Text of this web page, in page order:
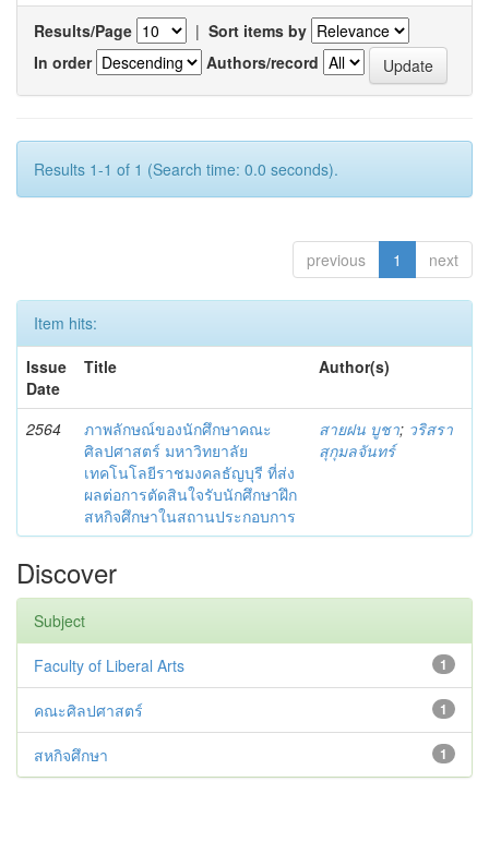
Results/Page | Sort items by
In order
Authors/record
Results 1-1 of 1 (Search time: 0.0 seconds).
previous 1 next
Item hits:
Issue
Date
Title Author(s)
2564
ภาพลักษณ์ของนักศึกษาคณะ
ศิลปศาสตร์ มหาวิทยาลัย
เทคโนโลยีราชมงคลธัญบุรี ที่ส่ง
ผลต่อการตัดสินใจรับนักศึกษาฝึก
สหกิจศึกษาในสถานประกอบการ
สายฝน บูชา; วริสรา
สุกุมลจันทร์
Discover
Subject
1
Faculty of Liberal Arts
1
คณะศิลปศาสตร์
1
สหกิจศึกษา